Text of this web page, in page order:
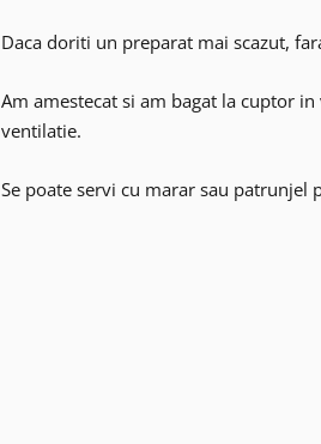
Daca doriti un preparat mai scazut,
Am amestecat si am bagat la cuptor
ventilatie.
Se poate servi cu marar sau patrunjel